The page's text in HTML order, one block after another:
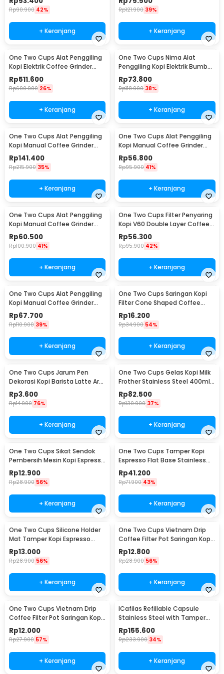
Rp90.900 42%
+ Keranjang
Rp121.900 39%
+ Keranjang
One Two Cups Alat Penggiling
Kopi Elektrik Coffee Grinder
Adjustable - 600N
Rp511.600
Rp690.900 26%
+ Keranjang
One Two Cups Nima Alat
Penggiling Kopi Elektrik Bumbu
Coffee Grinder - NM-8300
Rp73.800
Rp118.900 38%
+ Keranjang
One Two Cups Alat Penggiling
Kopi Manual Coffee Grinder
Wood 30g - CW85532
Rp141.400
Rp215.900 35%
+ Keranjang
One Two Cups Alat Penggiling
Kopi Manual Coffee Grinder
160ml - CF012
Rp56.800
Rp95.900 41%
+ Keranjang
One Two Cups Alat Penggiling
Kopi Manual Coffee Grinder
Adjustable - RHNHA0176
Rp60.500
Rp100.900 41%
+ Keranjang
One Two Cups Filter Penyaring
Kopi V60 Double Layer Coffee
Filter - FS-40S
Rp56.300
Rp95.900 42%
+ Keranjang
One Two Cups Alat Penggiling
Kopi Manual Coffee Grinder
Adjustable - CF4146
Rp67.700
Rp110.900 39%
+ Keranjang
One Two Cups Saringan Kopi
Filter Cone Shaped Coffee
Dripper 1 PCS - K741
Rp16.200
Rp34.900 54%
+ Keranjang
One Two Cups Jarum Pen
Dekorasi Kopi Barista Latte Art
Needle 13cm - F3F27
Rp3.600
Rp14.900 76%
+ Keranjang
One Two Cups Gelas Kopi Milk
Frother Stainless Steel 400ml -
WZ0011
Rp82.500
Rp130.900 37%
+ Keranjang
One Two Cups Sikat Sendok
Pembersih Mesin Kopi Espresso
2in1 - 8809
Rp12.900
Rp28.900 56%
+ Keranjang
One Two Cups Tamper Kopi
Espresso Flat Base Stainless
Steel 51mm - SS51
Rp41.200
Rp71.900 43%
+ Keranjang
One Two Cups Silicone Holder
Mat Tamper Kopi Espresso
Barista - 0310
Rp13.000
Rp28.900 56%
+ Keranjang
One Two Cups Vietnam Drip
Coffee Filter Pot Saringan Kopi
124ml 7Q - LC1
Rp12.800
Rp28.900 56%
+ Keranjang
One Two Cups Vietnam Drip
Coffee Filter Pot Saringan Kopi
114ml 6Q - LC1
Rp12.000
Rp27.900 57%
+ Keranjang
ICafilas Refillable Capsule
Stainless Steel with Tamper
for Nespresso - F456
Rp155.600
Rp233.900 34%
+ Keranjang